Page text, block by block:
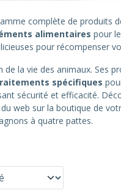
complète de
alimentaires pour
pour récompenser
la vie des animaux. Ses
spécifiques
sécurité et efficacité.
web sur la boutique de
à quatre pattes.